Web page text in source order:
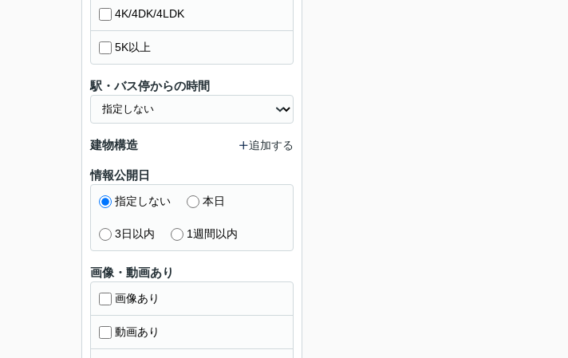
4K/4DK/4LDK
5K以上
駅・バス停からの時間
建物構造 追加する
情報公開日
指定しない 本日
3日以内 1週間以内
画像・動画あり
画像あり
動画あり